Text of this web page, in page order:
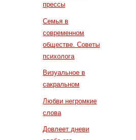
прессы
Семья в
современном
обществе. Советы
психолога
Визуальное в
сакральном
Любви негромкие
слова
Довлеет дневи